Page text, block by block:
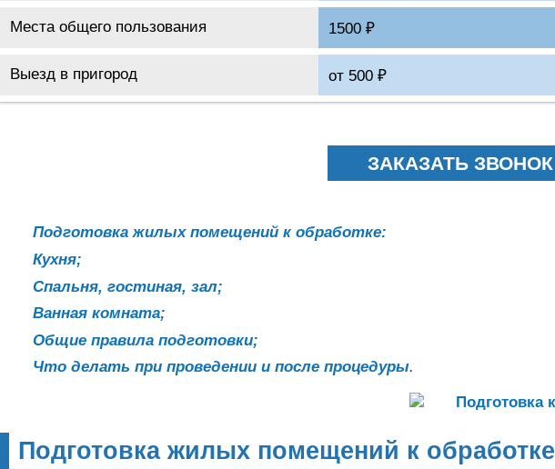
Места общего пользования 1500 ₽
Выезд в пригород от 500 ₽
ЗАКАЗАТЬ ЗВОНОК
Подготовка жилых помещений к обработке:
Кухня;
Спальня, гостиная, зал;
Ванная комната;
Общие правила подготовки;
Что делать при проведении и после процедуры.
Подготовка жилых помещений к обработке